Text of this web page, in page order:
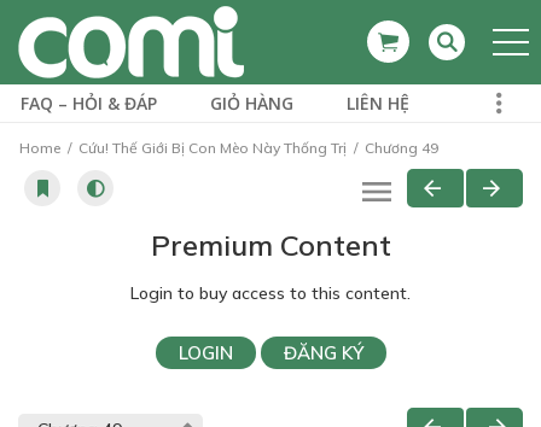
FAQ – HỎI & ĐÁP GIỎ HÀNG LIÊN HỆ
Home Cứu! Thế Giới Bị Con Mèo Này Thống Trị Chương 49
Premium Content
Login to buy access to this content.
LOGIN ĐĂNG KÝ